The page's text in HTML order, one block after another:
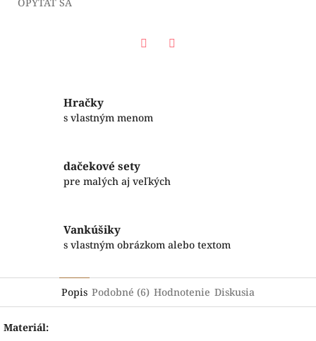
Hračky
s vlastným menom
dačekové sety
pre malých aj veľkých
Vankúšiky
s vlastným obrázkom alebo textom
Popis Podobné (6) Hodnotenie Diskusia
Materiál: